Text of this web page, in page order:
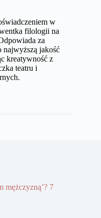
w
filologii na
za
najwyższą jakość
kreatywność z
teatru i
mężczyzną’? 7